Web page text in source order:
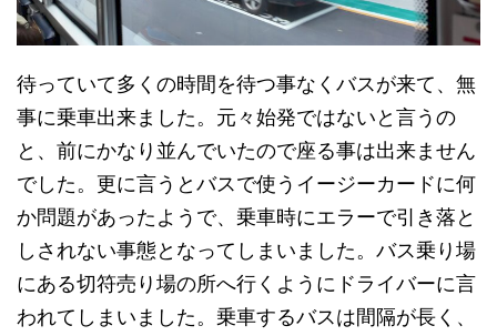
待っていて多くの時間を待つ事なくバスが来て、無
事に乗車出来ました。元々始発ではないと言うの
と、前にかなり並んでいたので座る事は出来ません
でした。更に言うとバスで使うイージーカードに何
か問題があったようで、乗車時にエラーで引き落と
しされない事態となってしまいました。バス乗り場
にある切符売り場の所へ行くようにドライバーに言
われてしまいました。乗車するバスは間隔が長く、